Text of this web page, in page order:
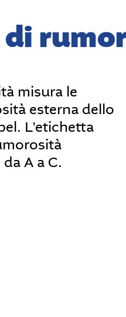
misura le
esterna dello
L'etichetta
A a C.